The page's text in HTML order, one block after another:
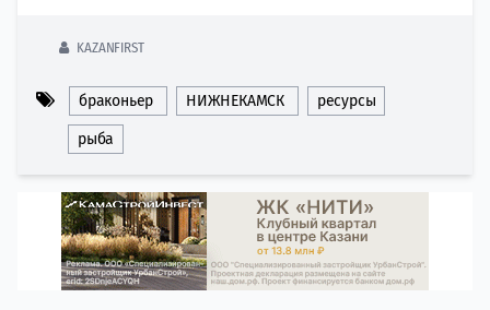
KAZANFIRST
браконьер НИЖНЕКАМСК ресурсы
рыба